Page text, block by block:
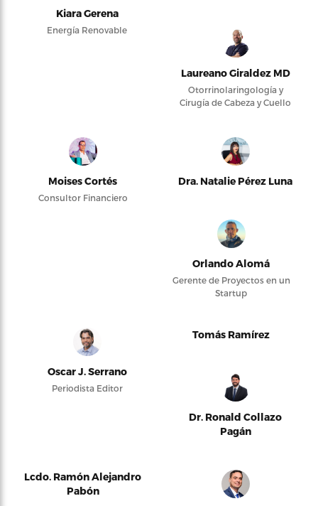
Kiara Gerena
Energía Renovable
Laureano Giraldez MD
Otorrinolaringología y
Cirugía de Cabeza y Cuello
Moises Cortés
Consultor Financiero
Dra. Natalie Pérez Luna
Orlando Alomá
Gerente de Proyectos en un
Startup
Oscar J. Serrano
Periodista Editor
Tomás Ramírez
Dr. Ronald Collazo
Pagán
Lcdo. Ramón Alejandro
Pabón